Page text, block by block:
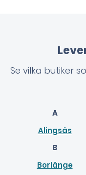
Se vilka butiker
A
Alingsås
B
Borlänge